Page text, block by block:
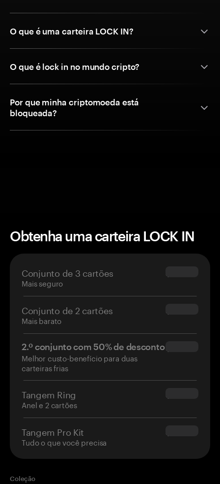
O que é uma carteira LOCK IN?
O que é lock in no mundo cripto?
Por que minha criptomoeda está
bloqueada?
Obtenha uma carteira LOCK IN
Conjunto de 3 cartões
Mais seguro
$69.90
Conjunto de 2 cartões
Mais barato
$54.90
2.º conjunto com 50% de desconto
Melhor custo-benefício para duas
carteiras frias
$34.95
Tangem Ring
Anel e 2 cartões
$160.00
Tangem Pro Kit
Tudo o que você precisa
$180.00
Coleção